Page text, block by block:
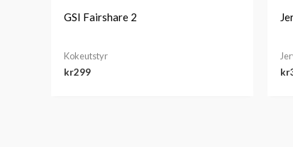
GSI Fairshare 2
Kokeutstyr
kr299
kr